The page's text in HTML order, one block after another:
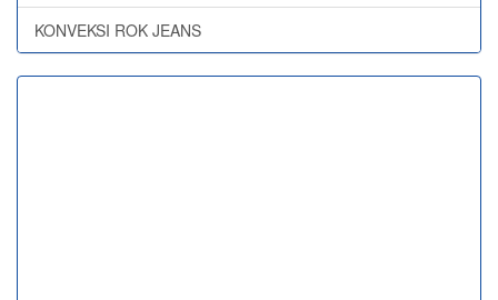
KONVEKSI ROK JEANS